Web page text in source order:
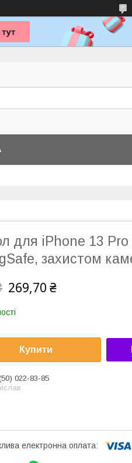
для iPhone 13 Pro
захистом
269,70 ₴
Купити
022-83-85